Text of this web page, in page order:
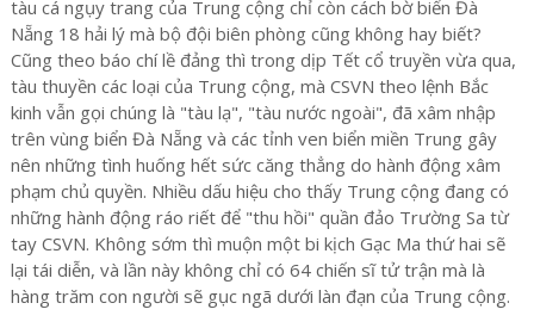
tàu cá ngụy trang của Trung cộng chỉ còn cách bờ biển Đà
Nẵng 18 hải lý mà bộ đội biên phòng cũng không hay biết?
Cũng theo báo chí lề đảng thì trong dịp Tết cổ truyền vừa qua,
tàu thuyền các loại của Trung cộng, mà CSVN theo lệnh Bắc
kinh vẫn gọi chúng là "tàu lạ", "tàu nước ngoài", đã xâm nhập
trên vùng biển Đà Nẵng và các tỉnh ven biển miền Trung gây
nên những tình huống hết sức căng thẳng do hành động xâm
phạm chủ quyền. Nhiều dấu hiệu cho thấy Trung cộng đang có
những hành động ráo riết để "thu hồi" quần đảo Trường Sa từ
tay CSVN. Không sớm thì muộn một bi kịch Gạc Ma thứ hai sẽ
lại tái diễn, và lần này không chỉ có 64 chiến sĩ tử trận mà là
hàng trăm con người sẽ gục ngã dưới làn đạn của Trung cộng.